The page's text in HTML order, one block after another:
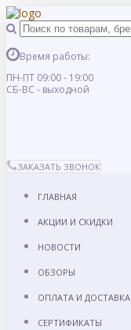
Время работы:
ПН-ПТ 09:00 - 19:00
СБ-ВС - выходной
ЗАКАЗАТЬ ЗВОНОК
ГЛАВНАЯ
АКЦИИ И СКИДКИ
НОВОСТИ
ОБЗОРЫ
ОПЛАТА И ДОСТАВКА
СЕРТИФИКАТЫ